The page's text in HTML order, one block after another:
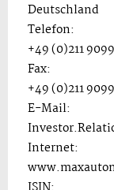
Deutschland
Telefon:
+49 (0)211
Fax:
+49 (0)211
E-Mail:
Internet: